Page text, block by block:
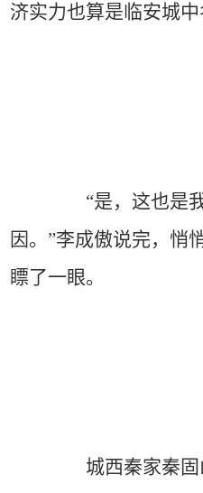
济实力也算是临安城中
“是，这也是我
因。”李成傲说完，悄
瞟了一眼。
城西秦家秦固山